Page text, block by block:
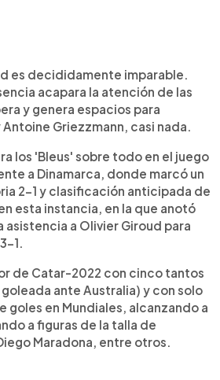
es decididamente imparable.
acapara la atención de las
y genera espacios para
Griezzmann, casi nada.
los 'Bleus' sobre todo en el juego
a Dinamarca, donde marcó un
2-1 y clasificación anticipada de
esta instancia, en la que anotó
asistencia a Olivier Giroud para
1.
de Catar-2022 con cinco tantos
ante Australia) y con solo
goles en Mundiales, alcanzando a
a figuras de la talla de
Maradona, entre otros.